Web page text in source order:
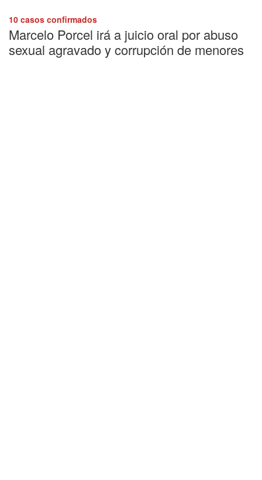
10 casos confirmados
Marcelo Porcel irá a juicio oral por abuso
sexual agravado y corrupción de menores